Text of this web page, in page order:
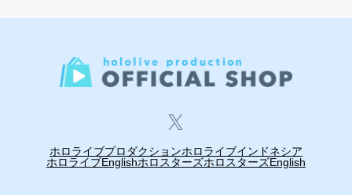
ホロライブプロダクションホロライブインドネシア
ホロライブEnglishホロスターズホロスターズEnglish